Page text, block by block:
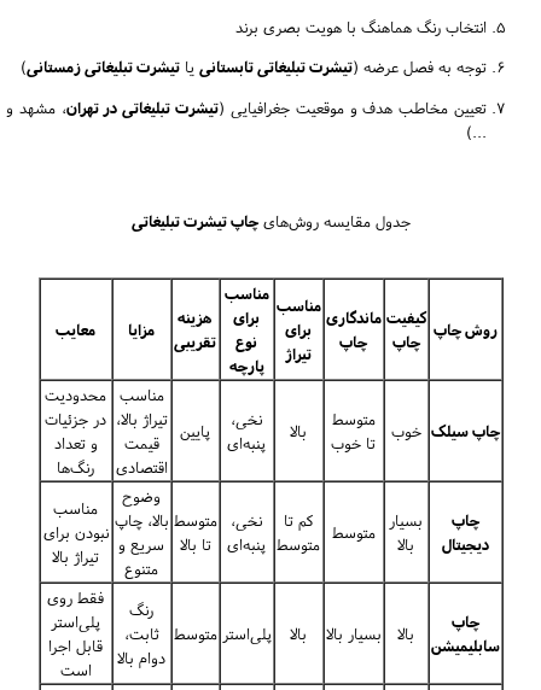
انتخاب رنگ هماهنگ با هویت بصری برند
توجه به فصل عرضه (تیشرت تبلیغاتی تابستانی یا تیشرت تبلیغاتی زمستانی)
تعیین مخاطب هدف و موقعیت جغرافیایی (تیشرت تبلیغاتی در تهران، مشهد و
...)
جدول مقایسه روش‌هایچاپ تیشرت تبلیغاتی
روش چاپ کیفیت
چاپ
ماندگاری
چاپ
مناسب
برای
تیراژ
مناسب
برای
نوع
پارچه
هزینه
تقریبی
مزایا معایب
چاپ سیلک خوب
متوسط
تا خوب
بالا
نخی،
پنبه‌ای
پایین
مناسب
تیراژ بالا،
قیمت
اقتصادی
محدودیت
در جزئیات
و تعداد
رنگ‌ها
چاپ
دیجیتال
بسیار
بالا
متوسط
کم تا
متوسط
نخی،
پنبه‌ای
متوسط
تا بالا
وضوح
بالا، چاپ
سریع و
متنوع
مناسب
نبودن برای
تیراژ بالا
چاپ
سابلیمیشن
بالا بسیار بالا بالا پلی‌استر متوسط
رنگ
ثابت،
دوام بالا
فقط روی
پلی‌استر
قابل اجرا
است